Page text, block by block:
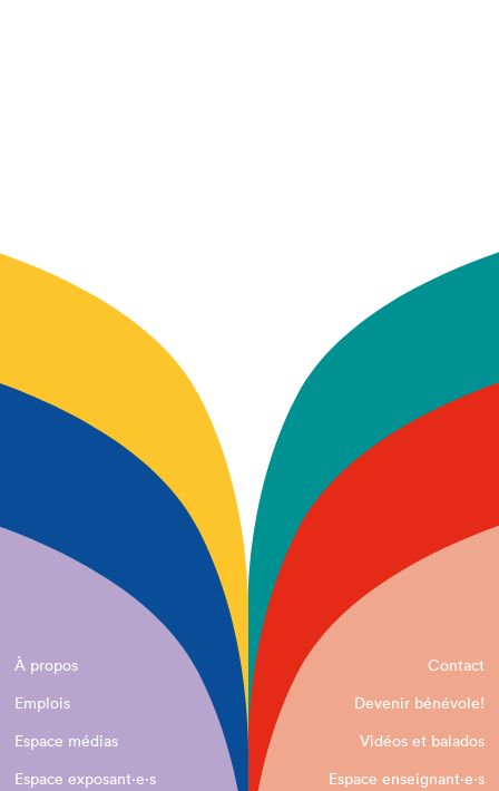
À propos
Contact
Emplois
Devenir bénévole!
Espace médias
Vidéos et balados
Espace exposant·e⋅s
Espace enseignant·e⋅s